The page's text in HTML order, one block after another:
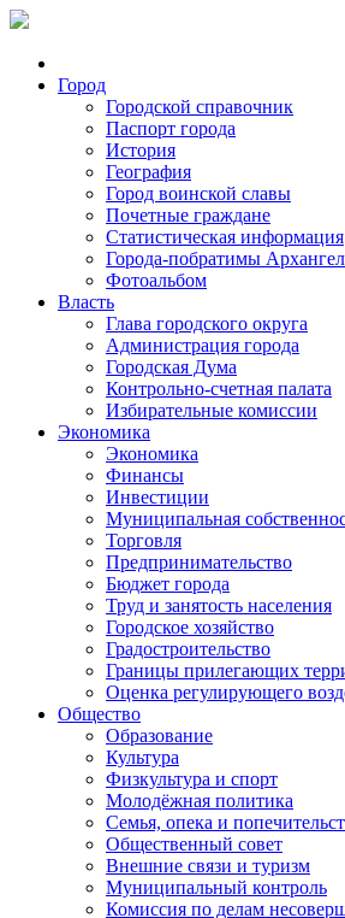
Город
Городской справочник
Паспорт города
История
География
Город воинской славы
Почетные граждане
Статистическая информация
Города-побратимы
Фотоальбом
Власть
Глава городского округа
Администрация города
Городская Дума
Контрольно-счетная палата
Избирательные комиссии
Экономика
Экономика
Финансы
Инвестиции
Муниципальная
Торговля
Предпринимательство
Бюджет города
Труд и занятость населения
Городское хозяйство
Градостроительство
Границы прилегающих
Оценка регулирующего
Общество
Образование
Культура
Физкультура и спорт
Молодёжная политика
Семья, опека и
Общественный совет
Внешние связи и туризм
Муниципальный контроль
Комиссия по делам